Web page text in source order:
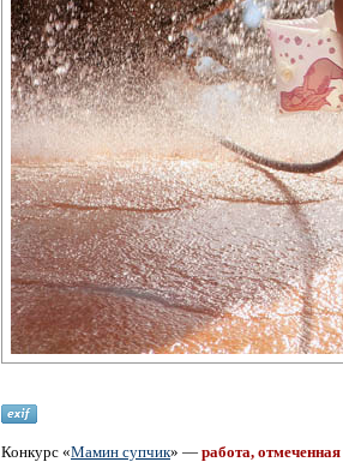
Конкурс «Мамин супчик» — работа,